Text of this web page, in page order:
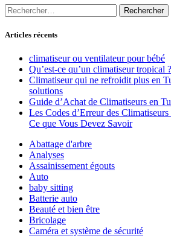
Rechercher :
Articles récents
climatiseur ou ventilateur pour bébé
Qu’est-ce qu’un climatiseur tropical ?
Climatiseur qui ne refroidit plus en
solutions
Guide d’Achat de Climatiseurs en
Les Codes d’Erreur des
Ce que Vous Devez Savoir
Abattage d'arbre
Analyses
Assainissement égouts
Auto
baby sitting
Batterie auto
Beauté et bien être
Bricolage
Caméra et système de sécurité